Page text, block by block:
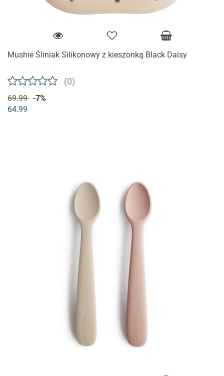
Mushie Śliniak Silikonowy z kieszonką Black Daisy
(0)
69.99 -7%
64.99